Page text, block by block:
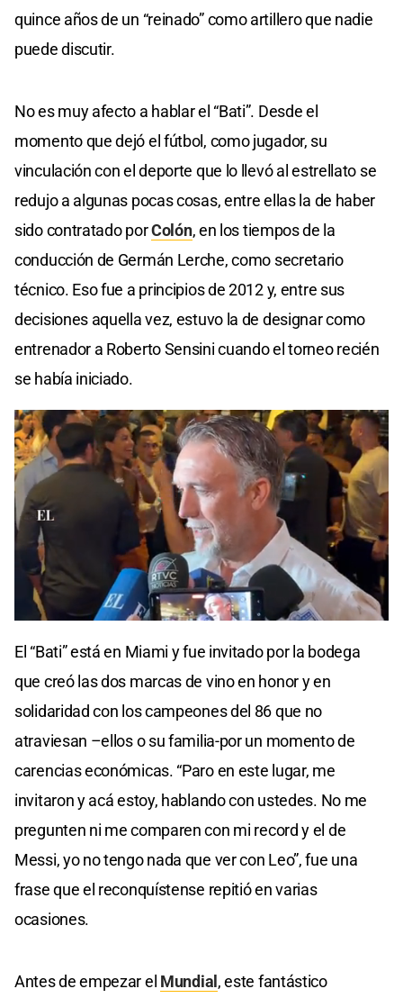
quince años de un “reinado” como artillero que nadie
puede discutir.
No es muy afecto a hablar el “Bati”. Desde el
momento que dejó el fútbol, como jugador, su
vinculación con el deporte que lo llevó al estrellato se
redujo a algunas pocas cosas, entre ellas la de haber
sido contratado porColón, en los tiempos de la
conducción de Germán Lerche, como secretario
técnico. Eso fue a principios de 2012 y, entre sus
decisiones aquella vez, estuvo la de designar como
entrenador a Roberto Sensini cuando el torneo recién
se había iniciado.
El “Bati” está en Miami y fue invitado por la bodega
que creó las dos marcas de vino en honor y en
solidaridad con los campeones del 86 que no
atraviesan –ellos o su familia-por un momento de
carencias económicas. “Paro en este lugar, me
invitaron y acá estoy, hablando con ustedes. No me
pregunten ni me comparen con mi record y el de
Messi, yo no tengo nada que ver con Leo”, fue una
frase que el reconquístense repitió en varias
ocasiones.
Antes de empezar el Mundial, este fantástico